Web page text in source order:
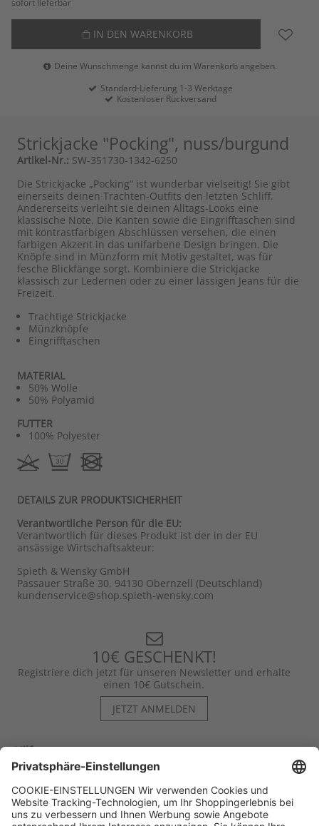
IN DEN WARENKORB
Deine Wunschmenge kannst du im Warenkorb angeben.
Standard-Lieferung 1-3 Werktage
Kostenloser Rückversand
Strickjacke "Pocking", nuss/burgund
Artikel-Nr.: SW-351730-1342-6250
Die Strickjacke „Pocking“ ist wunderbar vielseitig! Sie gibt
einerseits deinen Trachten-Outfits den letzten Schliff.
Andererseits verleiht sie deinen Alltags-Looks eine
klassische Note. Die Kanten sowie die Eingrifftaschen sind
mit kontrastfarbigen Abschlüssen versehen, die einen
farbigen Akzent in das unifarbene Design bringen. Die
Knöpfe sind in Münzform mit Motiv gestaltet, was für
fesche Blickfänge sorgt. Kombiniere die Strickjacke
klassisch zur Ledernen oder zu einer lässigen Jeans für die
Freizeit.
Trachtige Strickjacke
Münzknöpfe
Eingrifftaschen
MATERIAL
50% Wolle
50% Polyamid
FUTTER
100% Polyester
DETAILS ZUR PRODUKTSICHERHEIT
Verantwortliche Person für die EU:
Verantwortlich für dieses Produkt ist der in der EU
ansässige Wirtschaftsakteur:
Spieth & Wensky GmbH
Passauer Straße 30, 94130 Obernzell (Deutschland)
kundenservice@shop.spieth-wensky.com
10€ GESCHENKT!
Registriere dich jetzt für unseren Newsletter und erhalte
einen 10€ Gutschein.
JETZT ANMELDEN
Hilfe
Kontakt